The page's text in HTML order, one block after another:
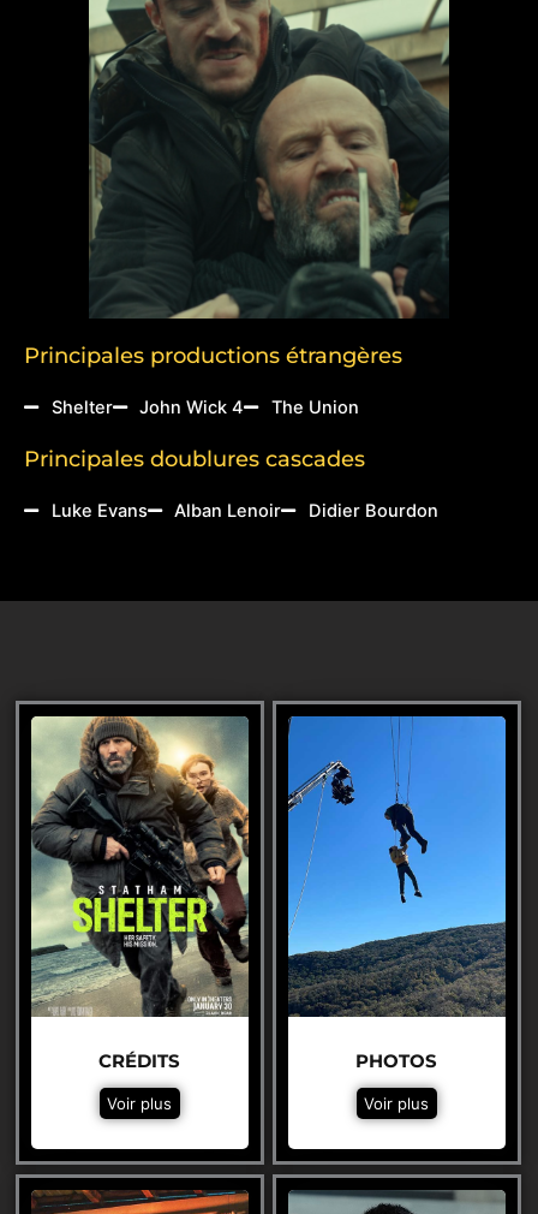
Principales productions étrangères
Shelter John Wick 4 The Union
Principales doublures cascades
Luke Evans Alban Lenoir Didier Bourdon
CRÉDITS
Voir plus
PHOTOS
Voir plus